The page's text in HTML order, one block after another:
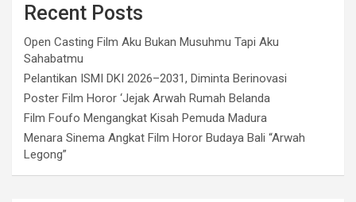
Recent Posts
Open Casting Film Aku Bukan Musuhmu Tapi Aku
Sahabatmu
Pelantikan ISMI DKI 2026–2031, Diminta Berinovasi
Poster Film Horor ‘Jejak Arwah Rumah Belanda
Film Foufo Mengangkat Kisah Pemuda Madura
Menara Sinema Angkat Film Horor Budaya Bali “Arwah
Legong”